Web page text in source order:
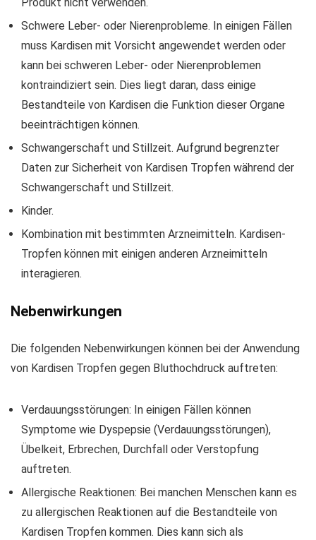
Produkt nicht verwenden.
Schwere Leber- oder Nierenprobleme. In einigen Fällen
muss Kardisen mit Vorsicht angewendet werden oder
kann bei schweren Leber- oder Nierenproblemen
kontraindiziert sein. Dies liegt daran, dass einige
Bestandteile von Kardisen die Funktion dieser Organe
beeinträchtigen können.
Schwangerschaft und Stillzeit. Aufgrund begrenzter
Daten zur Sicherheit von Kardisen Tropfen während der
Schwangerschaft und Stillzeit.
Kinder.
Kombination mit bestimmten Arzneimitteln. Kardisen-
Tropfen können mit einigen anderen Arzneimitteln
interagieren.
Nebenwirkungen
Die folgenden Nebenwirkungen können bei der Anwendung
von Kardisen Tropfen gegen Bluthochdruck auftreten:
Verdauungsstörungen: In einigen Fällen können
Symptome wie Dyspepsie (Verdauungsstörungen),
Übelkeit, Erbrechen, Durchfall oder Verstopfung
auftreten.
Allergische Reaktionen: Bei manchen Menschen kann es
zu allergischen Reaktionen auf die Bestandteile von
Kardisen Tropfen kommen. Dies kann sich als